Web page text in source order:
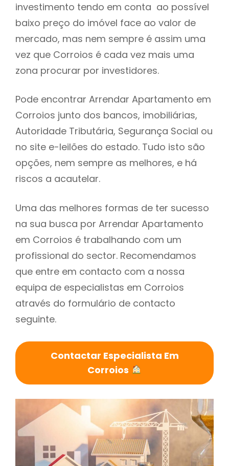
investimento tendo em conta ao possível
baixo preço do imóvel face ao valor de
mercado, mas nem sempre é assim uma
vez que Corroios é cada vez mais uma
zona procurar por investidores.
Pode encontrar Arrendar Apartamento em
Corroios junto dos bancos, imobiliárias,
Autoridade Tributária, Segurança Social ou
no site e-leilões do estado. Tudo isto são
opções, nem sempre as melhores, e há
riscos a acautelar.
Uma das melhores formas de ter sucesso
na sua busca por Arrendar Apartamento
em Corroios é trabalhando com um
profissional do sector. Recomendamos
que entre em contacto com a nossa
equipa de especialistas em Corroios
através do formulário de contacto
seguinte.
Contactar Especialista Em
Corroios